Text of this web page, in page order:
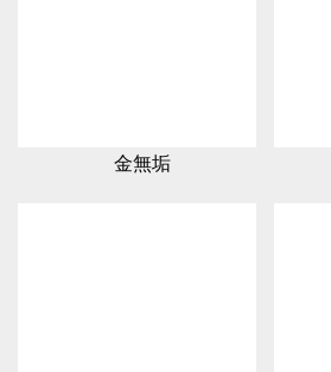
金無垢